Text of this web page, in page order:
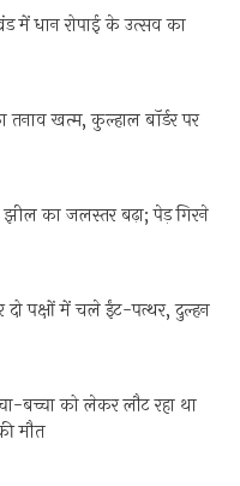
में धान रोपाई के उत्सव का
तनाव खत्म, कुल्हाल बॉर्डर पर
का जलस्तर बढ़ा; पेड़ गिरने
पक्षों में चले ईंट-पत्थर, दुल्हन
बच्चा को लेकर लौट रहा था
मौत